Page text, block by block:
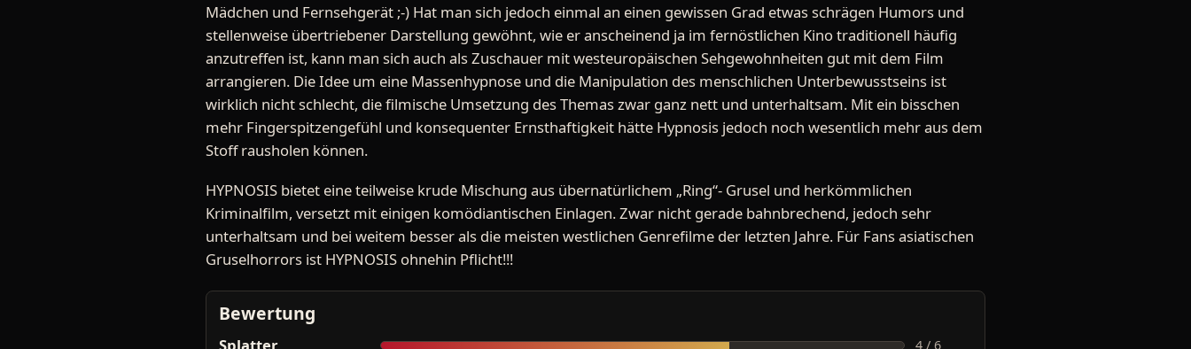
Mädchen und Fernsehgerät ;-) Hat man sich jedoch einmal an einen gewissen Grad etwas schrägen Humors und
stellenweise übertriebener Darstellung gewöhnt, wie er anscheinend ja im fernöstlichen Kino traditionell häufig
anzutreffen ist, kann man sich auch als Zuschauer mit westeuropäischen Sehgewohnheiten gut mit dem Film
arrangieren. Die Idee um eine Massenhypnose und die Manipulation des menschlichen Unterbewusstseins ist
wirklich nicht schlecht, die filmische Umsetzung des Themas zwar ganz nett und unterhaltsam. Mit ein bisschen
mehr Fingerspitzengefühl und konsequenter Ernsthaftigkeit hätte Hypnosis jedoch noch wesentlich mehr aus dem
Stoff rausholen können.
HYPNOSIS bietet eine teilweise krude Mischung aus übernatürlichem „Ring“- Grusel und herkömmlichen
Kriminalfilm, versetzt mit einigen komödiantischen Einlagen. Zwar nicht gerade bahnbrechend, jedoch sehr
unterhaltsam und bei weitem besser als die meisten westlichen Genrefilme der letzten Jahre. Für Fans asiatischen
Gruselhorrors ist HYPNOSIS ohnehin Pflicht!!!
Bewertung
Splatter 4 / 6